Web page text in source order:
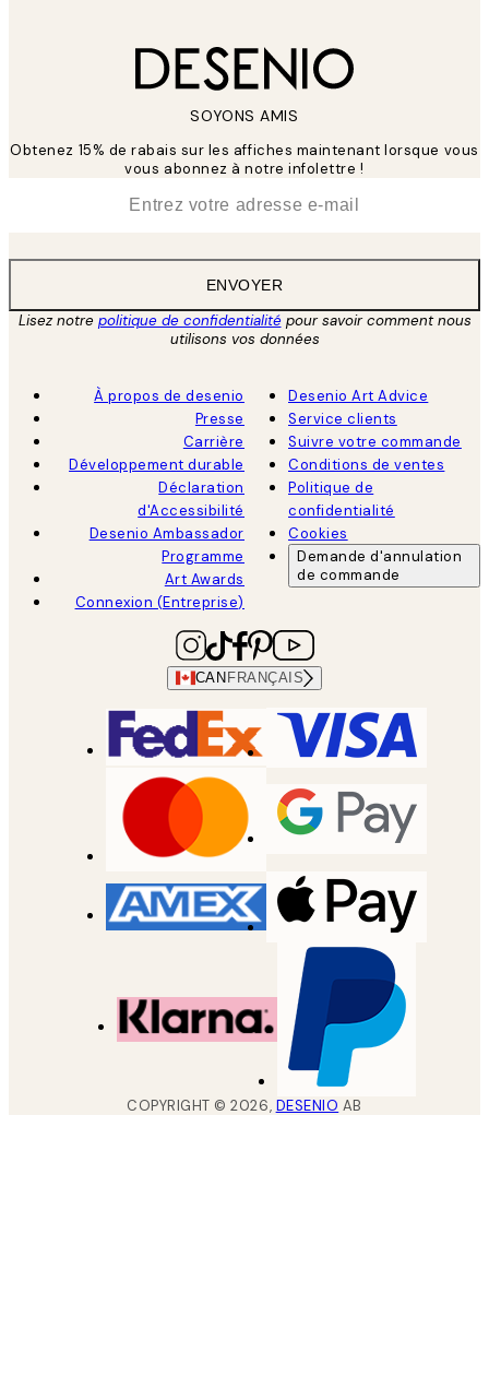
SOYONS AMIS
Obtenez 15% de rabais sur les affiches maintenant lorsque vous
vous abonnez à notre infolettre !
ENVOYER
Lisez notre politique de confidentialitépour savoir comment nous
utilisons vos données
À propos de desenio
Presse
Carrière
Développement durable
Déclaration
d'Accessibilité
Desenio Ambassador
Programme
Art Awards
Connexion (Entreprise)
Desenio Art Advice
Service clients
Suivre votre commande
Conditions de ventes
Politique de
confidentialité
Cookies
Demande d'annulation
de commande
CAN FRANÇAIS
COPYRIGHT ©2026, DESENIO AB